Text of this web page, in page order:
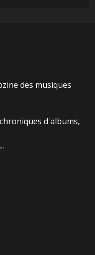
des musiques
d'albums,